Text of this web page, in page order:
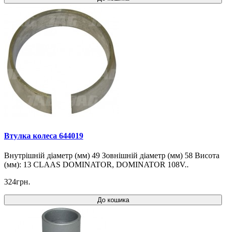
Втулка колеса 644019
Внутрішній діаметр (мм) 49 Зовнішній діаметр (мм) 58 Висота
(мм): 13 CLAAS DOMINATOR, DOMINATOR 108V..
324грн.
До кошика